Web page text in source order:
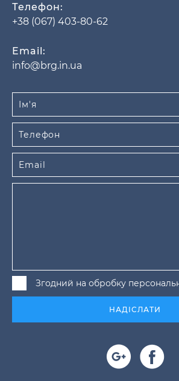
Телефон:
+38 (067) 403-80-62
Email:
info@brg.in.ua
Згодний на обробку
НАДІСЛАТИ